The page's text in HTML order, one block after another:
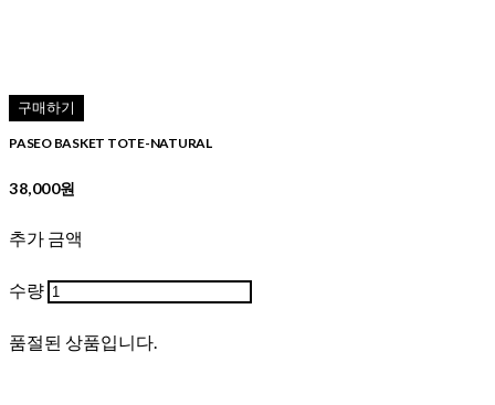
구매하기
PASEO BASKET TOTE-NATURAL
38,000원
추가 금액
수량
품절된 상품입니다.